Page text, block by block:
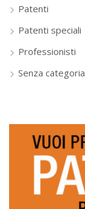
Patenti
Patenti speciali
Professionisti
Senza categoria